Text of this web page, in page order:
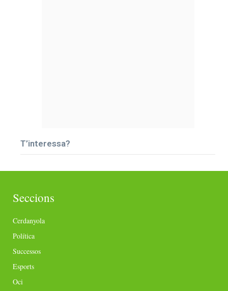
T’interessa?
Seccions
Cerdanyola
Política
Successos
Esports
Oci